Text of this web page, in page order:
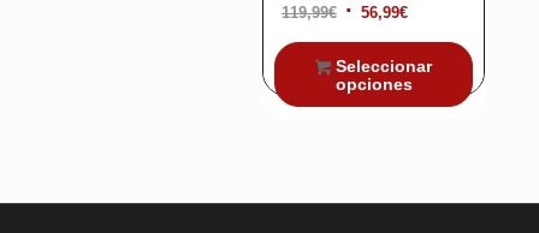
119,99€ El
precio
original
era:
56,99€El
precio
actual
Seleccionar
opciones